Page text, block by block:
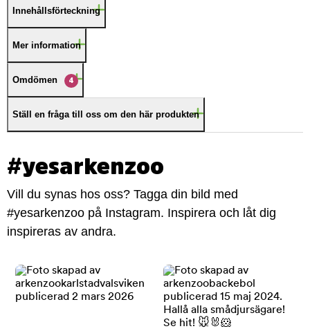
Innehållsförteckning
Mer information
Omdömen 4
Ställ en fråga till oss om den här produkten
#yesarkenzoo
Vill du synas hos oss? Tagga din bild med
#yesarkenzoo på Instagram. Inspirera och låt dig
inspireras av andra.